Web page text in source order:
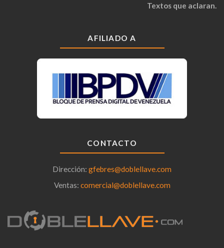
Textos que aclaran.
AFILIADO A
CONTACTO
Dirección: gfebres@doblellave.com
Ventas: comercial@doblellave.com